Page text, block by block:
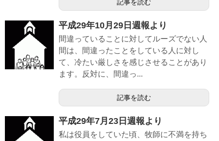
記事を読む
平成29年10月29日週報より
間違っていることに対してルーズでない人
間は、間違ったことをしている人に対し
て、冷たい厳しさを感じさせることがあり
ます。反対に、間違っ...
記事を読む
平成29年7月23日週報より
私は役員をしていた頃、牧師に不満を持ち